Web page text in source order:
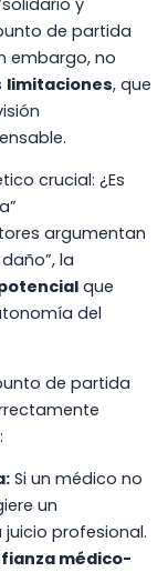
de partida
embargo, no
limitaciones, que
crucial: ¿Es
argumentan
la
que
del
de partida
Si un médico no
un
profesional.
médico-